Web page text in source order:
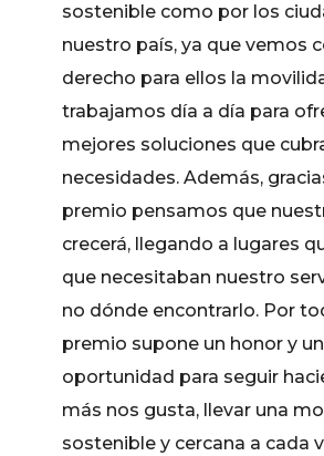
sostenible como por los
nuestro país, ya que vemos
derecho para ellos la
trabajamos día a día para
mejores soluciones que
necesidades. Además,
premio pensamos que
crecerá, llegando a lugares
que necesitaban nuestro
no dónde encontrarlo. Por
premio supone un honor y
oportunidad para seguir
más nos gusta, llevar una
sostenible y cercana a cada